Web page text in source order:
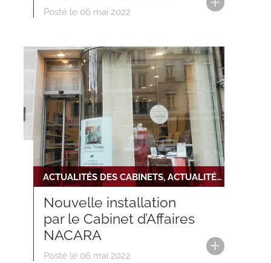
Posté le 06 mai 2022
ACTUALITÉS DES CABINETS, ACTUALITÉS DU RÉSEAU, NOUVELLE INSTALLATION
Nouvelle installation
par le Cabinet d’Affaires
NACARA
Posté le 06 mai 2022